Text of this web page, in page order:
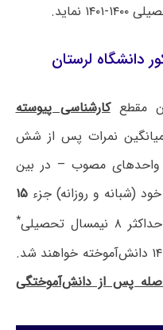
نماید.
دانشگاه لرستان
مقطعکارشناسی پیوسته
نمرات پس از شش
واحدهای مصوب – در بین
(شبانه و روزانه) جزء۱۵
تحصیلی *
پس از دانش‌آموختگی